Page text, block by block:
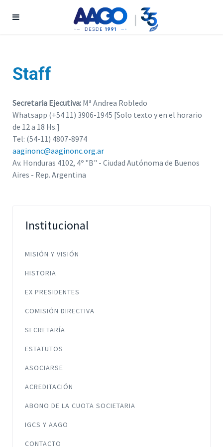
Staff
Secretaria Ejecutiva: Mª Andrea Robledo
Whatsapp (+54 11) 3906-1945 [Solo texto y en el horario
de 12 a 18 Hs.]
Tel: (54-11) 4807-8974
aaginonc@aaginonc.org.ar
Av. Honduras 4102, 4º "B" - Ciudad Autónoma de Buenos
Aires - Rep. Argentina
Institucional
MISIÓN Y VISIÓN
HISTORIA
EX PRESIDENTES
COMISIÓN DIRECTIVA
SECRETARÍA
ESTATUTOS
ASOCIARSE
ACREDITACIÓN
ABONO DE LA CUOTA SOCIETARIA
IGCS Y AAGO
CONTACTO